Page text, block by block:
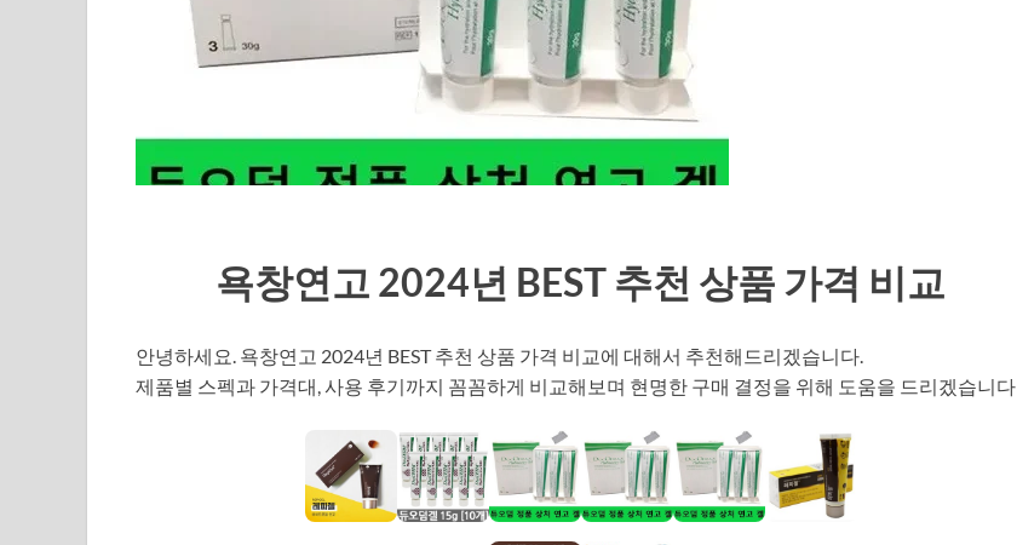
욕창연고 2024년 BEST 추천 상품 가격 비교
안녕하세요. 욕창연고 2024년 BEST 추천 상품 가격 비교에 대해서 추천해드리겠습니다.
제품별 스펙과 가격대, 사용 후기까지 꼼꼼하게 비교해보며 현명한 구매 결정을 위해 도움을 드리겠습니다